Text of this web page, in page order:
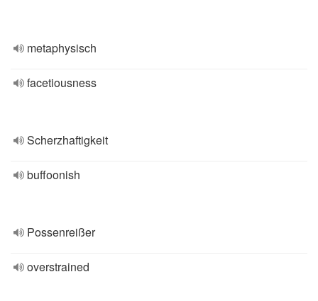
metaphysisch
facetiousness
Scherzhaftigkeit
buffoonish
Possenreißer
overstrained